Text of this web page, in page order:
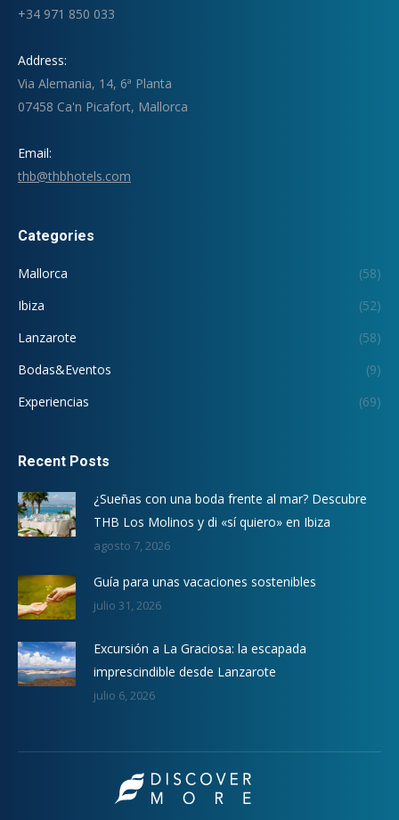
+34 971 850 033
Address:
Via Alemania, 14, 6ª Planta
07458 Ca'n Picafort, Mallorca
Email:
thb@thbhotels.com
Categories
Mallorca
(58)
Ibiza
(52)
Lanzarote
(58)
Bodas&Eventos
(9)
Experiencias
(69)
Recent Posts
¿Sueñas con una boda frente al mar? Descubre
THB Los Molinos y di «sí quiero» en Ibiza
agosto 7, 2026
Guía para unas vacaciones sostenibles
julio 31, 2026
Excursión a La Graciosa: la escapada
imprescindible desde Lanzarote
julio 6, 2026